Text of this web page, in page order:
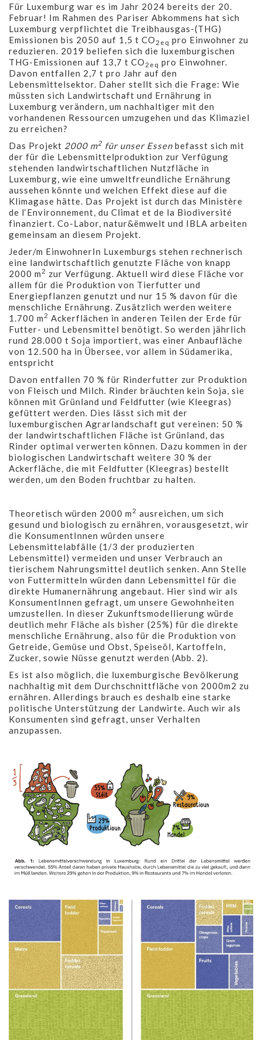
Für Luxemburg war es im Jahr 2024 bereits der 20.
Februar! Im Rahmen des Pariser Abkommens hat sich
Luxemburg verpflichtet die Treibhausgas-(THG)
Emissionen bis 2050 auf 1,5 t CO 2eq pro Einwohner zu
reduzieren. 2019 beliefen sich die luxemburgischen
THG-Emissionen auf 13,7 t CO 2eq pro Einwohner.
Davon entfallen 2,7 t pro Jahr auf den
Lebensmittelsektor. Daher stellt sich die Frage: Wie
müssten sich Landwirtschaft und Ernährung in
Luxemburg verändern, um nachhaltiger mit den
vorhandenen Ressourcen umzugehen und das Klimaziel
zu erreichen?
Das Projekt 2000 m2 für unser Essen befasst sich mit
der für die Lebensmittelproduktion zur Verfügung
stehenden landwirtschaftlichen Nutzfläche in
Luxemburg, wie eine umweltfreundliche Ernährung
aussehen könnte und welchen Effekt diese auf die
Klimagase hätte. Das Projekt ist durch das Ministère
de l‘Environnement, du Climat et de la Biodiversité
finanziert. Co-Labor, natur&ëmwelt und IBLA arbeiten
gemeinsam an diesem Projekt.
Jeder/m EinwohnerIn Luxemburgs stehen rechnerisch
eine landwirtschaftlich genutzte Fläche von knapp
2000 m 2 zur Verfügung. Aktuell wird diese Fläche vor
allem für die Produktion von Tierfutter und
Energiepflanzen genutzt und nur 15 % davon für die
menschliche Ernährung. Zusätzlich werden weitere
1.700 m 2 Ackerflächen in anderen Teilen der Erde für
Futter- und Lebensmittel benötigt. So werden jährlich
rund 28.000 t Soja importiert, was einer Anbaufläche
von 12.500 ha in Übersee, vor allem in Südamerika,
entspricht
Davon entfallen 70 % für Rinderfutter zur Produktion
von Fleisch und Milch. Rinder bräuchten kein Soja, sie
können mit Grünland und Feldfutter (wie Kleegras)
gefüttert werden. Dies lässt sich mit der
luxemburgischen Agrarlandschaft gut vereinen: 50 %
der landwirtschaftlichen Fläche ist Grünland, das
Rinder optimal verwerten können. Dazu kommen in der
biologischen Landwirtschaft weitere 30 % der
Ackerfläche, die mit Feldfutter (Kleegras) bestellt
werden, um den Boden fruchtbar zu halten.
Theoretisch würden 2000 m 2 ausreichen, um sich
gesund und biologisch zu ernähren, vorausgesetzt, wir
die KonsumentInnen würden unsere
Lebensmittelabfälle (1/3 der produzierten
Lebensmittel) vermeiden und unser Verbrauch an
tierischem Nahrungsmittel deutlich senken. Ann Stelle
von Futtermitteln würden dann Lebensmittel für die
direkte Humanernährung angebaut. Hier sind wir als
KonsumentInnen gefragt, um unsere Gewohnheiten
umzustellen. In dieser Zukunftsmodellierung würde
deutlich mehr Fläche als bisher (25%) für die direkte
menschliche Ernährung, also für die Produktion von
Getreide, Gemüse und Obst, Speiseöl, Kartoffeln,
Zucker, sowie Nüsse genutzt werden (Abb. 2).
Es ist also möglich, die luxemburgische Bevölkerung
nachhaltig mit dem Durchschnittfläche von 2000m2 zu
ernähren. Allerdings brauch es deshalb eine starke
politische Unterstützung der Landwirte. Auch wir als
Konsumenten sind gefragt, unser Verhalten
anzupassen.